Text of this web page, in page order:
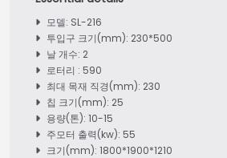
모델: SL-216
투입구 크기(mm): 230*500
날 개수: 2
로터리 : 590
최대 목재 직경(mm): 230
칩 크기(mm): 25
용량(톤): 10-15
주모터 출력(kw): 55
크기(mm): 1800*1900*1210